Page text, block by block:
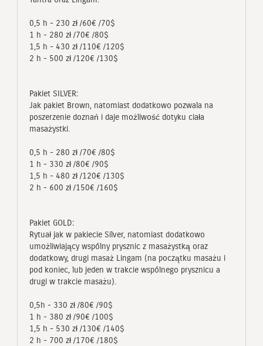
0,5 h - 230 zł /60€ /70$
1 h - 280 zł /70€ /80$
1,5 h - 430 zł /110€ /120$
2 h - 500 zł /120€ /130$
Pakiet SILVER:
Jak pakiet Brown, natomiast dodatkowo pozwala na
poszerzenie doznań i daje możliwość dotyku ciała
masażystki.
0,5 h - 280 zł /70€ /80$
1 h - 330 zł /80€ /90$
1,5 h - 480 zł /120€ /130$
2 h - 600 zł /150€ /160$
Pakiet GOLD:
Rytuał jak w pakiecie Silver, natomiast dodatkowo
umożliwiający wspólny prysznic z masażystką oraz
dodatkowy, drugi masaż Lingam (na początku masażu i
pod koniec, lub jeden w trakcie wspólnego prysznicu a
drugi w trakcie masażu).
0,5h - 330 zł /80€ /90$
1 h - 380 zł /90€ /100$
1,5 h - 530 zł /130€ /140$
2 h - 700 zł /170€ /180$